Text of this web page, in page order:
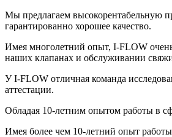
Мы предлагаем высокорентабельную
гарантированно хорошее качество.
Имея многолетний опыт, I-FLOW
наших клапанах и обслуживании
У I-FLOW отличная команда
аттестации.
Обладая 10-летним опытом работы в
Имея более чем 10-летний опыт